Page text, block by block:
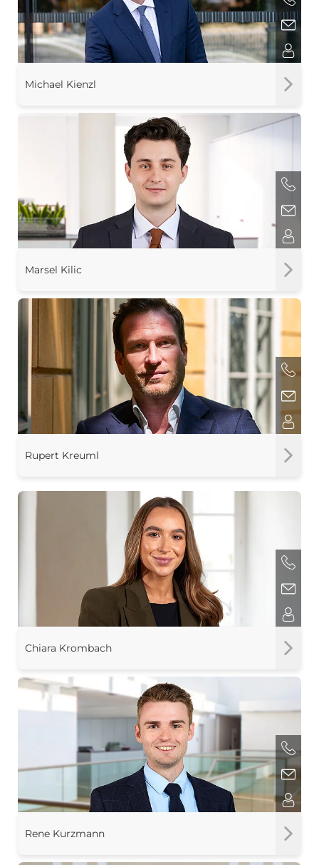
Michael Kienzl
Marsel Kilic
Rupert Kreuml
Chiara Krombach
Rene Kurzmann